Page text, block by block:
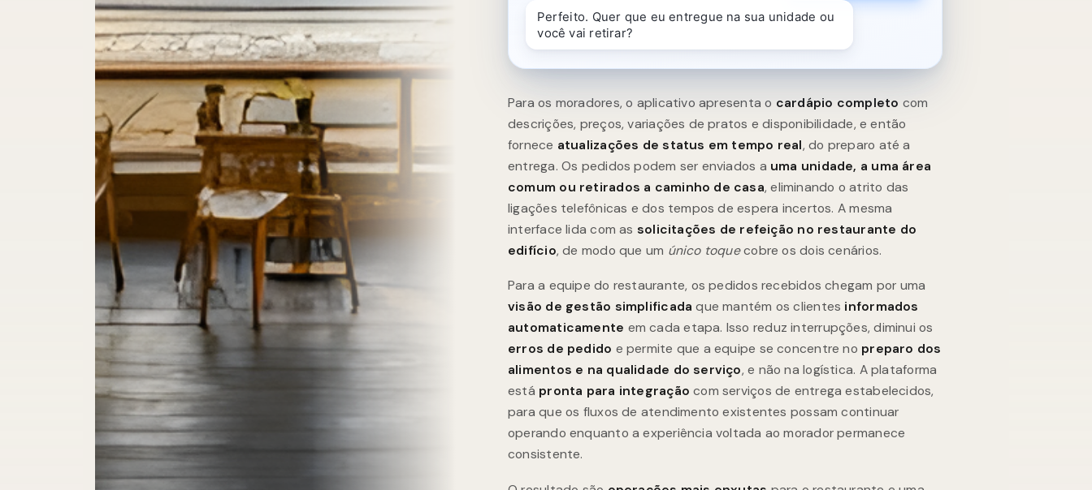
Perfeito. Quer que eu entregue na sua unidade ou
você vai retirar?
Para os moradores, o aplicativo apresenta o cardápio completo com
descrições, preços, variações de pratos e disponibilidade, e então
fornece atualizações de status em tempo real, do preparo até a
entrega. Os pedidos podem ser enviados a uma unidade, a uma área
comum ou retirados a caminho de casa, eliminando o atrito das
ligações telefônicas e dos tempos de espera incertos. A mesma
interface lida com as solicitações de refeição no restaurante do
edifício, de modo que um único toquecobre os dois cenários.
Para a equipe do restaurante, os pedidos recebidos chegam por uma
visão de gestão simplificada que mantém os clientes informados
automaticamente em cada etapa. Isso reduz interrupções, diminui os
erros de pedido e permite que a equipe se concentre no preparo dos
alimentos e na qualidade do serviço, e não na logística. A plataforma
está pronta para integração com serviços de entrega estabelecidos,
para que os fluxos de atendimento existentes possam continuar
operando enquanto a experiência voltada ao morador permanece
consistente.